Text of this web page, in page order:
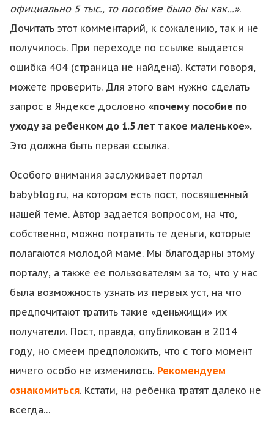
официально 5 тыс., то пособие было бы как...».
Дочитать этот комментарий, к сожалению, так и не
получилось. При переходе по ссылке выдается
ошибка 404 (страница не найдена). Кстати говоря,
можете проверить. Для этого вам нужно сделать
запрос в Яндексе дословно «почему пособие по
уходу за ребенком до 1.5 лет такое маленькое».
Это должна быть первая ссылка.
Особого внимания заслуживает портал
babyblog.ru, на котором есть пост, посвященный
нашей теме. Автор задается вопросом, на что,
собственно, можно потратить те деньги, которые
полагаются молодой маме. Мы благодарны этому
порталу, а также ее пользователям за то, что у нас
была возможность узнать из первых уст, на что
предпочитают тратить такие «деньжищи» их
получатели. Пост, правда, опубликован в 2014
году, но смеем предположить, что с того момент
ничего особо не изменилось. Рекомендуем
ознакомиться. Кстати, на ребенка тратят далеко не
всегда…